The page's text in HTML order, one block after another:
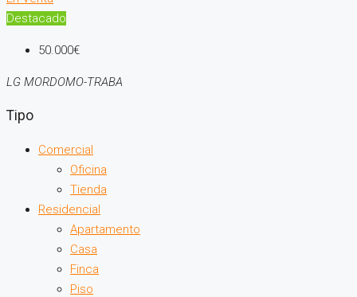
Destacado
50.000€
LG MORDOMO-TRABA
Tipo
Comercial
Oficina
Tienda
Residencial
Apartamento
Casa
Finca
Piso